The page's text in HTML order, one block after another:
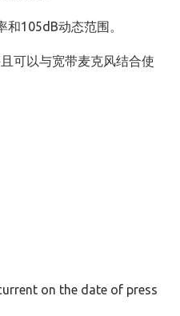
105dB动态范围。
可以与宽带麦克风结合使
on the date of press